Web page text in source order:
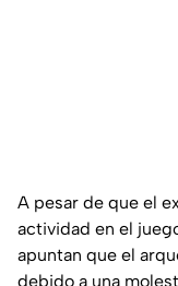
A pesar de que el
actividad en el
apuntan que el
debido a una